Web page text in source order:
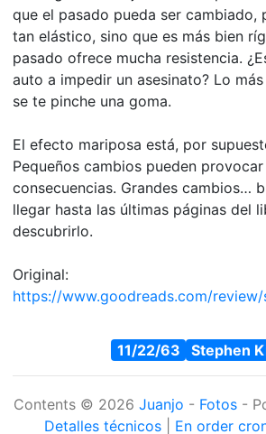
que el pasado pueda ser cambiado,
tan elástico, sino que es más bien
pasado ofrece mucha resistencia.
auto a impedir un asesinato? Lo
se te pinche una goma.
El efecto mariposa está, por
Pequeños cambios pueden
consecuencias. Grandes cambios…
llegar hasta las últimas páginas del
descubrirlo.
Original:
https://www.goodreads.com/review/
11/22/63 Stephen
Contents © 2026 Juanjo - Fotos-
Detalles técnicos| En order